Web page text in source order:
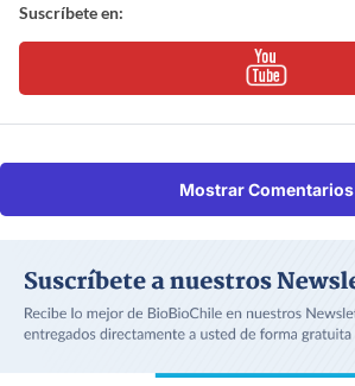
Suscríbete en:
Mostrar Comentarios